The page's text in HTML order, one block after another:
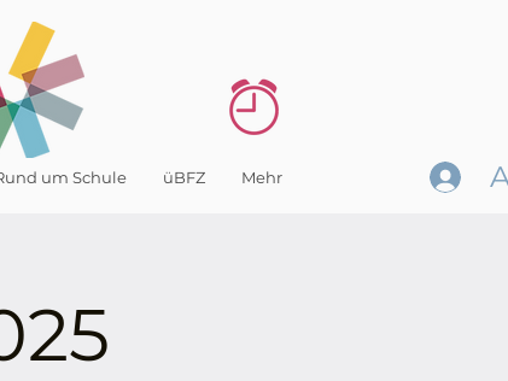
um Schule üBFZ Mehr